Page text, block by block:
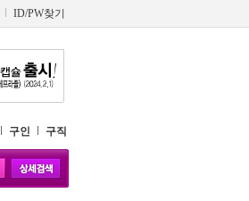
ID/PW찾기
구인 구직